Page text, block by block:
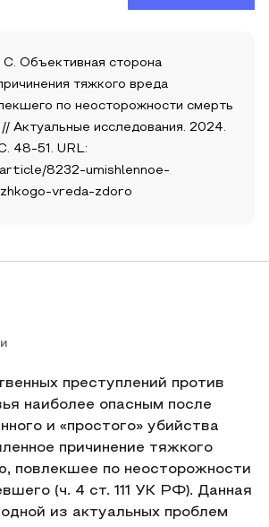
С. Объективная сторона
тяжкого вреда
по неосторожности смерть
Актуальные исследования. 2024.
48-51. URL:
8232-umishlennoe-
vreda-zdoro
преступлений против
наиболее опасным после
и «простого» убийства
причинение тяжкого
повлекшее по неосторожности
(ч. 4 ст. 111 УК РФ). Данная
из актуальных проблем